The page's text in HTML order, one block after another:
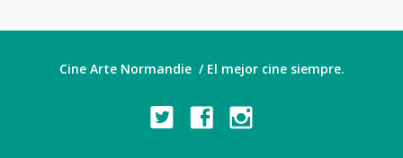
Cine Arte Normandie / El mejor cine siempre.